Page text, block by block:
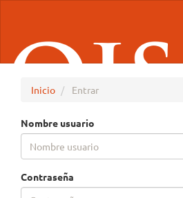
principal
Barra
Inicio Entrar
Nombre usuario
Contraseña